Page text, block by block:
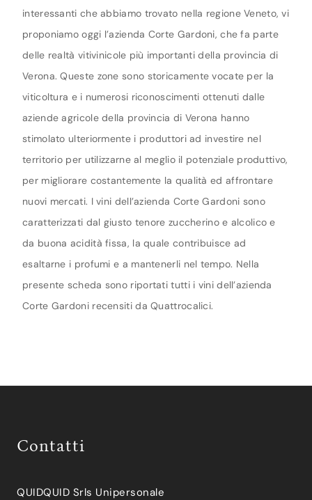
interessanti che abbiamo trovato nella regione Veneto, vi
proponiamo oggi l’azienda Corte Gardoni, che fa parte
delle realtà vitivinicole più importanti della provincia di
Verona. Queste zone sono storicamente vocate per la
viticoltura e i numerosi riconoscimenti ottenuti dalle
aziende agricole della provincia di Verona hanno
stimolato ulteriormente i produttori ad investire nel
territorio per utilizzarne al meglio il potenziale produttivo,
per migliorare costantemente la qualità ed affrontare
nuovi mercati. I vini dell’azienda Corte Gardoni sono
caratterizzati dal giusto tenore zuccherino e alcolico e
da buona acidità fissa, la quale contribuisce ad
esaltarne i profumi e a mantenerli nel tempo. Nella
presente scheda sono riportati tutti i vini dell’azienda
Corte Gardoni recensiti da Quattrocalici.
Contatti
QUIDQUID Srls Unipersonale